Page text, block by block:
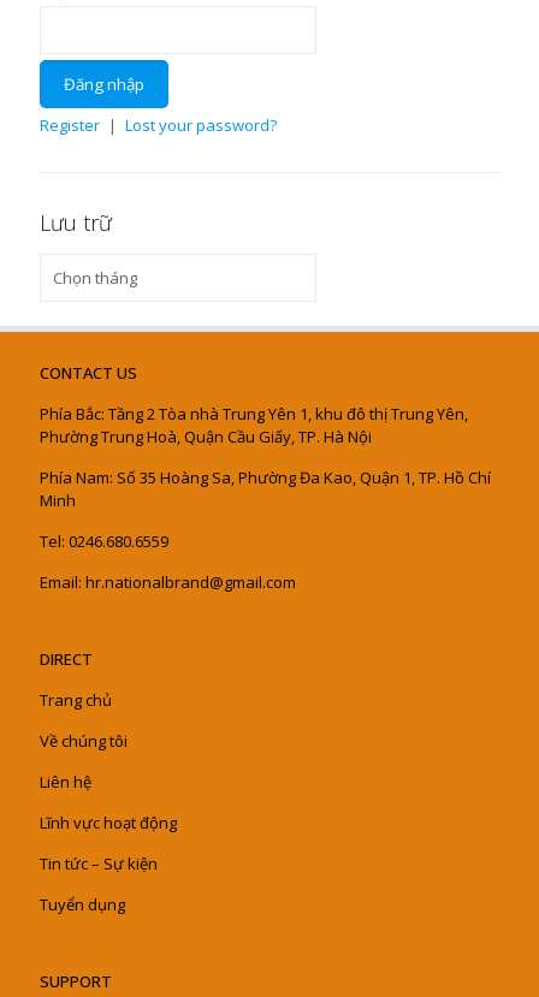
Register | Lost your password?
Lưu trữ
trữ
CONTACT US
Phía Bắc: Tầng 2 Tòa nhà Trung Yên 1, khu đô thị Trung Yên,
Phường Trung Hoà, Quận Cầu Giấy, TP. Hà Nội
Phía Nam: Số 35 Hoàng Sa, Phường Đa Kao, Quận 1, TP. Hồ Chí
Minh
Tel: 0246.680.6559
Email: hr.nationalbrand@gmail.com
DIRECT
Trang chủ
Về chúng tôi
Liên hệ
Lĩnh vực hoạt động
Tin tức – Sự kiện
Tuyển dụng
SUPPORT